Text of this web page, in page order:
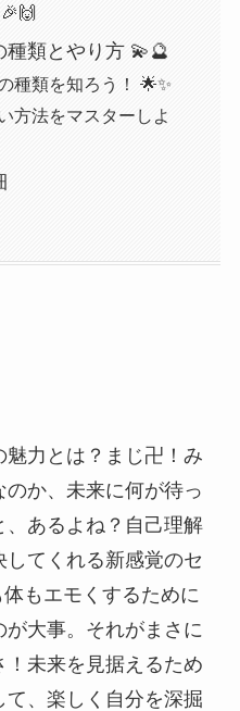
類とやり方 💫🔮
種類を知ろう！ 🌟✨
方法をマスターしよ
力とは？まじ卍！み
か、未来に何が待っ
あるよね？自己理解
てくれる新感覚のセ
もエモくするために
大事。それがまさに
未来を見据えるため
、楽しく自分を深掘